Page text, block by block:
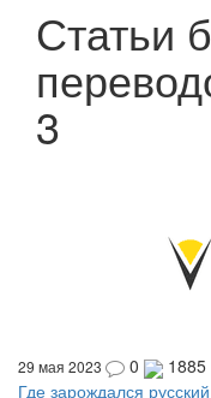
Статьи
3
29 мая 2023 0
1885
Где зарождался